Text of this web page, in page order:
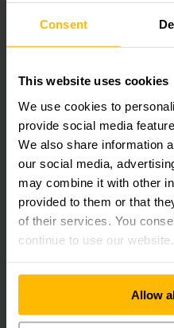
Consent
This website uses cookies
We use cookies to
provide social media
We also share information
our social media,
may combine it with other
provided to them or that
of their services. You
continue to use our website.
Allow
仓库系统：从手动到自动